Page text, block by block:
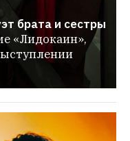
брата и сестры
«Лидокаин»,